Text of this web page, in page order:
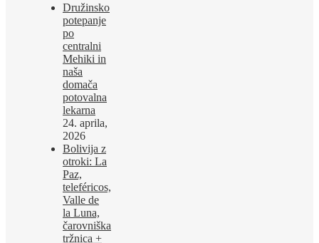
Družinsko
potepanje
po
centralni
Mehiki in
naša
domača
potovalna
lekarna
24. aprila,
2026
Bolivija z
otroki: La
Paz,
teleféricos,
Valle de
la Luna,
čarovniška
tržnica +